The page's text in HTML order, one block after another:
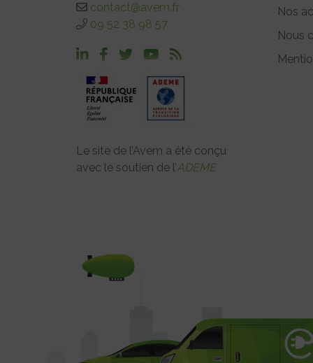
contact@avem.fr
09 52 38 98 57
Le site de l’Avem a été conçu
avec le soutien de l’ADEME
Nos
Nous